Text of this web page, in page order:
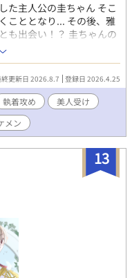
た主人公の圭ちゃん そこ
こととなり... その後、雅
も出会い！？ 圭ちゃんの
まる！ 美人で性格男前な
ゃんも二人にどんどん惹
て弟分とは無事に出会え
男生活】主人公の亮平の
更新日 2026.8.7 登録日 2026.4.25
執着攻め
美人受け
メン
13